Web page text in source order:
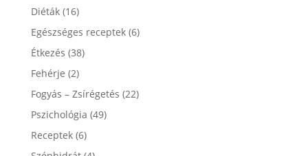
Diéták(16)
Egészséges receptek(6)
Étkezés (38)
Fehérje (2)
Fogyás – Zsírégetés (22)
Pszichológia (49)
Receptek(6)